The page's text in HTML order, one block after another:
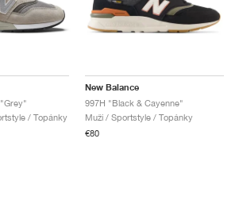
/ Topánky
New Balance
997H "Black & Cayenne"
Muži / Sportstyle / Topánky
€80